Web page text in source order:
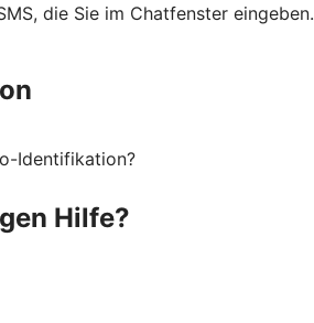
die Sie im Chatfenster eingeben.
Identifikation?
Hilfe?